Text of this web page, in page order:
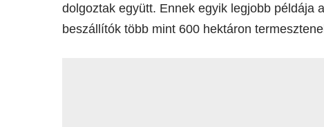
dolgoztak együtt. Ennek egyik legjobb példája
beszállítók több mint 600 hektáron